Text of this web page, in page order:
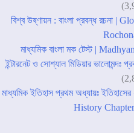
বিশ্ব উষ্ণায়ন : বাংলা প্রবন্ধ রচনা
মাধ্যমিক বাংলা মক টেস্ট |
ইন্টারনেট ও সোশ্যাল মিডিয়ার
মাধ্যমিক ইতিহাস প্রথম অধ্যায়ঃ
History